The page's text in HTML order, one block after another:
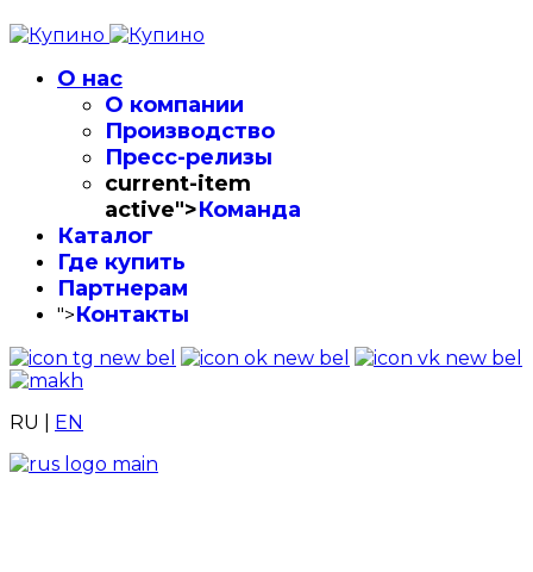
О нас
О компании
Производство
Пресс-релизы
current-item
active">Команда
Каталог
Где купить
Партнерам
">Контакты
RU EN